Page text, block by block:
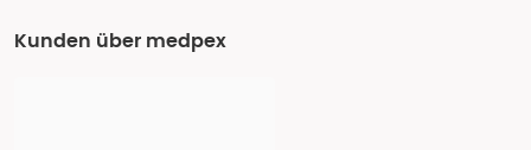
Kunden über medpex